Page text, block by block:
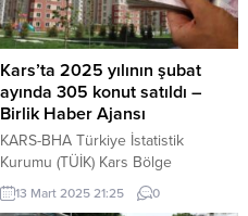
Kars’ta 2025 yılının şubat
ayında 305 konut satıldı –
Birlik Haber Ajansı
KARS-BHA Türkiye İstatistik
Kurumu (TÜİK) Kars Bölge
Müdürlüğü 2025 yılı şubat ayındaki
konut satışlarını açıkladı. TÜİK Kars
13 Mart 2025 21:25 0